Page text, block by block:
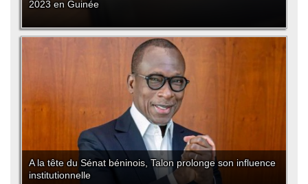
2023 en Guinée
A la tête du Sénat béninois, Talon prolonge son influence
institutionnelle